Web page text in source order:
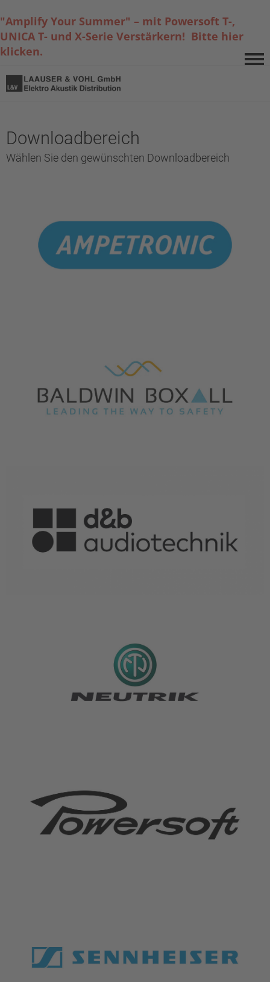
"Amplify Your Summer" – mit Powersoft T-,
UNICA T- und X-Serie Verstärkern! Bitte hier
klicken.
Downloadbereich
Wählen Sie den gewünschten Downloadbereich